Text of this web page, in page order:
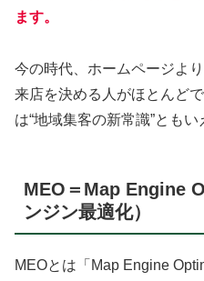
ます。
今の時代、ホームページよ
来店を決める人がほとんど
は“地域集客の新常識”ともい
MEO＝Map Engine
ンジン最適化）
MEOとは「Map Engine